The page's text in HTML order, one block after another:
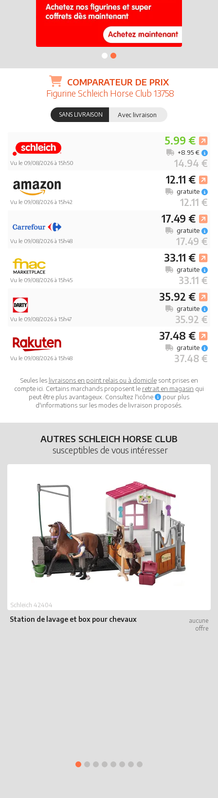
COMPARATEUR DE PRIX
Figurine Schleich Horse Club 13758
SANS LIVRAISON Avec livraison
Vu le 09/08/2026 à 15h50
5.99 €
14.94 €
+8.95 €
Vu le 09/08/2026 à 15h42
12.11 €
12.11 €
gratuite
Vu le 09/08/2026 à 15h48
17.49 €
17.49 €
gratuite
Vu le 09/08/2026 à 15h45
33.11 €
33.11 €
gratuite
Vu le 09/08/2026 à 15h47
35.92 €
35.92 €
gratuite
Vu le 09/08/2026 à 15h48
37.48 €
37.48 €
gratuite
Seules les livraisons en point relais ou à domicilesont prises en
compte ici. Certains marchands proposent le retrait en magasin qui
peut être plus avantageux. Consultez l'icône
pour plus
d'informations sur les modes de livraison proposés.
AUTRES SCHLEICH HORSE CLUB
susceptibles de vous intéresser
Station de lavage et box pour chevaux
Schleich 42404